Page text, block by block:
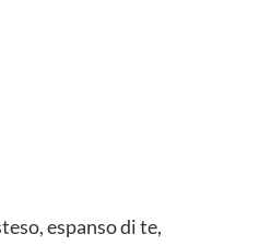
espanso di te,